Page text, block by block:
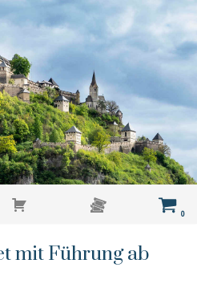
0
mit Führung ab